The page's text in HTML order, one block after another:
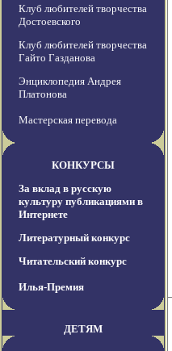
Клуб любителей творчества
Достоевского
Клуб любителей творчества
Гайто Газданова
Энциклопедия Андрея
Платонова
Мастерская перевода
КОНКУРСЫ
За вклад в русскую
культуру публикациями в
Интернете
Литературный конкурс
Читательский конкурс
Илья-Премия
ДЕТЯМ